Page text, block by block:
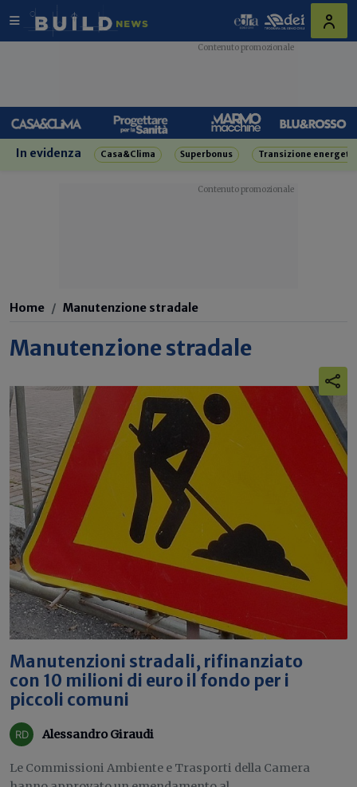
In evidenza Casa&Clima Superbonus Transizione
Home Manutenzione stradale
Manutenzione stradale
Manutenzioni stradali, rifinanziato
con 10 milioni di euro il fondo per i
piccoli comuni
Alessandro Giraudi
Le Commissioni Ambiente e Trasporti della Camera